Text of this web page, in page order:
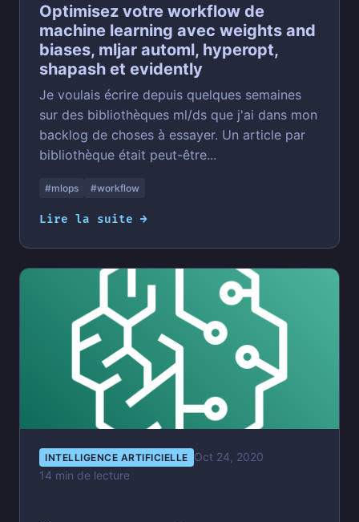
Optimisez votre workflow de
machine learning avec weights and
biases, mljar automl, hyperopt,
shapash et evidently
Je voulais écrire depuis quelques semaines
sur des bibliothèques ml/ds que j'ai dans mon
backlog de choses à essayer. Un article par
bibliothèque était peut-être...
#mlops #workflow
Lire la suite →
INTELLIGENCE ARTIFICIELLE Oct 24, 2020
14 min de lecture